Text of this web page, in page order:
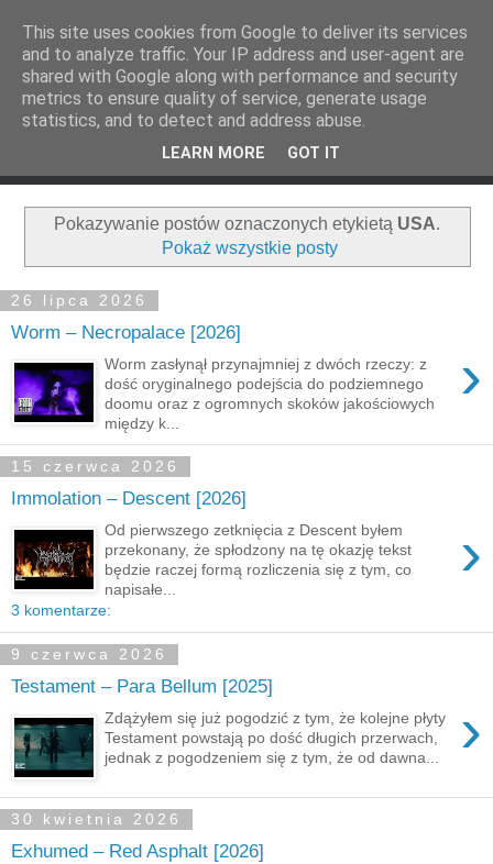
Pokazywanie postów oznaczonych etykietą USA.
Pokaż wszystkie posty
26 lipca 2026
Worm – Necropalace [2026]
›
Worm zasłynął przynajmniej z dwóch rzeczy: z
dość oryginalnego podejścia do podziemnego
doomu oraz z ogromnych skoków jakościowych
między k...
15 czerwca 2026
Immolation – Descent [2026]
›
Od pierwszego zetknięcia z Descent byłem
przekonany, że spłodzony na tę okazję tekst
będzie raczej formą rozliczenia się z tym, co
napisałe...
3 komentarze:
9 czerwca 2026
Testament – Para Bellum [2025]
›
Zdążyłem się już pogodzić z tym, że kolejne płyty
Testament powstają po dość długich przerwach,
jednak z pogodzeniem się z tym, że od dawna...
30 kwietnia 2026
Exhumed – Red Asphalt [2026]
This site uses cookies from Google to deliver its services
and to analyze traffic. Your IP address and user-agent are
shared with Google along with performance and security
metrics to ensure quality of service, generate usage
statistics, and to detect and address abuse.
LEARN MORE GOT IT